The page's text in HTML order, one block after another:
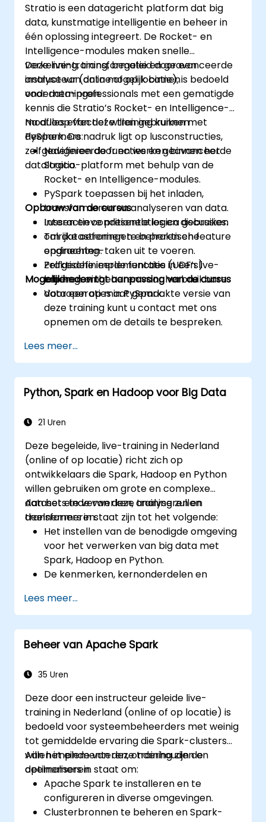
Stratio is een datagericht platform dat big
data, kunstmatige intelligentie en beheer in
één oplossing integreert. De Rocket- en
Intelligence-modules maken snelle
verkenning, transformatie en geavanceerde
analyse van data mogelijk binnen
ondernemingen.
Deze live-training, begeleid door een
instructeur (online of op locatie), is bedoeld
voor data-professionals met een gematigde
kennis die Stratio’s Rocket- en Intelligence-
modules effectief willen gebruiken met
PySpark. De nadruk ligt op lusconstructies,
zelfgedefinieerde functies en geavanceerde
datalogica.
Na afloop van deze training kunnen
deelnemers:
Navigeren door en werken binnen het
Stratio-platform met behulp van de
Rocket- en Intelligence-modules.
PySpark toepassen bij het inladen,
transformeren en analyseren van data.
Lussen en conditionele logica gebruiken
om datastromen te beheren en feature
engineering-taken uit te voeren.
Zelfgedefinieerde functies (UDF’s)
creëren en beheren voor herbruikbare
dataoperaties in PySpark.
Opbouw van de cursus
Interactieve presentaties en discussies.
Talrijke oefeningen en praktische
opdrachten.
Praktische implementatie in een live-
labomgeving.
Mogelijkheden tot aanpassing van de cursus
Voor een op maat gemaakte versie van
deze training kunt u contact met ons
opnemen om de details te bespreken.
Lees meer...
Python, Spark en Hadoop voor Big Data
21 Uren
Deze begeleide, live-training in Nederland
(online of op locatie) richt zich op
ontwikkelaars die Spark, Hadoop en Python
willen gebruiken om grote en complexe
datasets te verwerken, analyseren en
transformeren.
Aan het einde van deze training zullen
deelnemers in staat zijn tot het volgende:
Het instellen van de benodigde omgeving
voor het verwerken van big data met
Spark, Hadoop en Python.
De kenmerken, kernonderdelen en
begrijpen.
Leren hoe Spark, Hadoop en Python te
integreren zijn voor big data-verwerking.
De tools binnen het Spark-ecosysteem
Kafka, Sqoop, en Flume).
aanbevelingssystemen ontwikkelen,
vergelijkbaar met die van Netflix, YouTube,
Amazon, Spotify en Google.
Apache Mahout gebruiken om machine
learning-algoritmen te schalen.
Lees meer...
Beheer van Apache Spark
35 Uren
Deze door een instructeur geleide live-
training in Nederland (online of op locatie) is
bedoeld voor systeembeheerders met weinig
tot gemiddelde ervaring die Spark-clusters
willen implementeren, onderhouden en
optimaliseren.
Aan het einde van deze training zijn de
deelnemers in staat om:
Apache Spark te installeren en te
configureren in diverse omgevingen.
Clusterbronnen te beheren en Spark-